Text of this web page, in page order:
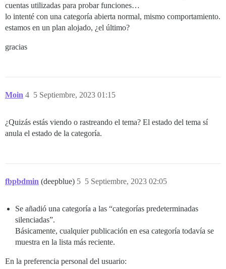
cuentas utilizadas para probar funciones…
lo intenté con una categoría abierta normal, mismo comportamiento.
estamos en un plan alojado, ¿el último?
gracias
Moin 5 Septiembre, 2023 01:15
4
¿Quizás estás viendo o rastreando el tema? El estado del tema sí
anula el estado de la categoría.
fbpbdmin (deepblue) 5 Septiembre, 2023 02:05
5
Se añadió una categoría a las “categorías predeterminadas
silenciadas”.
Básicamente, cualquier publicación en esa categoría todavía se
muestra en la lista más reciente.
En la preferencia personal del usuario: